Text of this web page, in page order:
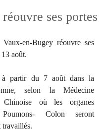
ses portes
en-Bugey réouvre ses
août.
à partir du 7 août dans la
selon la Médecine
Chinoise où les organes
Poumons- Colon seront
travaillés.